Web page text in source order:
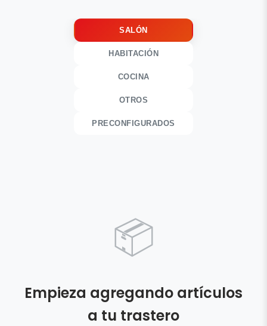
SALÓN
HABITACIÓN
COCINA
OTROS
PRECONFIGURADOS
📦
Empieza agregando artículos
a tu trastero